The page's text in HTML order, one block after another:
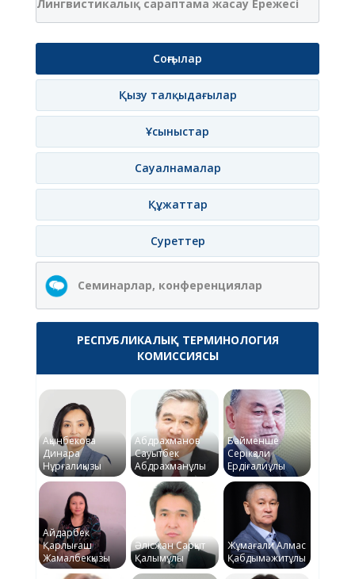
Лингвистикалық сараптама жасау Ережесі
Соңғылар
Қызу талқыдағылар
Ұсыныстар
Сауалнамалар
Құжаттар
Суреттер
Семинарлар, конференциялар
РЕСПУБЛИКАЛЫҚ ТЕРМИНОЛОГИЯ
КОМИССИЯСЫ
Ақынбекова
Динара
Нұрғалиқызы
Абдрахманов
Сауытбек
Абдрахманұлы
Байменше
Серікқали
Ердіғалиұлы
Айдарбек
Қарлығаш
Жамалбекқызы
Әлісжан Сарқыт
Қалымұлы
Жұмағали Алмас
Қабдымәжитұлы